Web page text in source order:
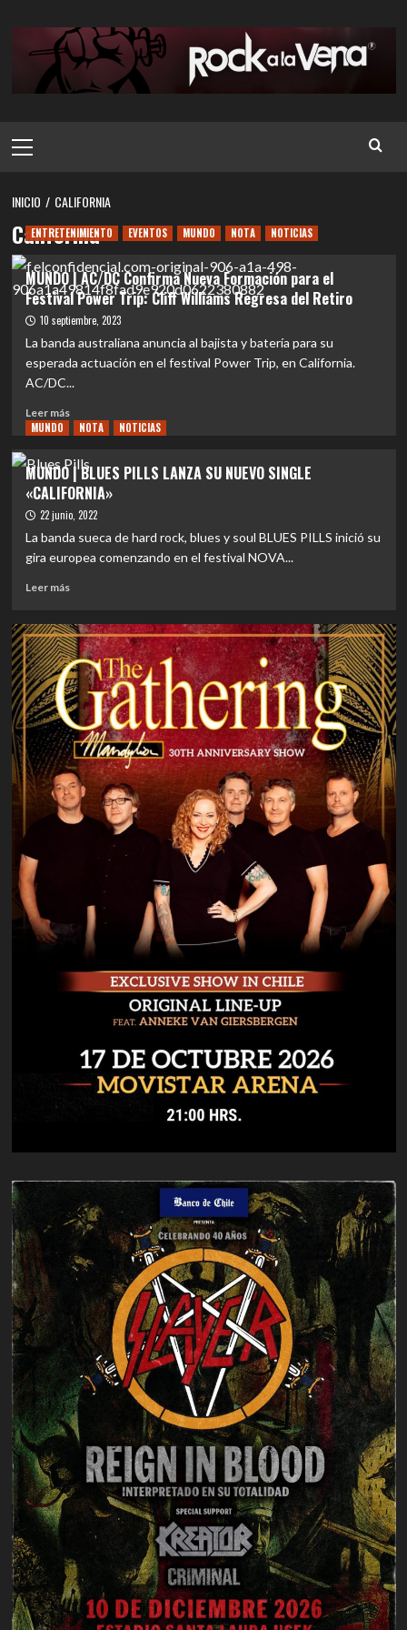
contenido
principal
INICIO CALIFORNIA
California
ENTRETENIMIENTO EVENTOS MUNDO NOTA NOTICIAS
MUNDO | AC/DC Confirma Nueva Formación para el
Festival Power Trip: Cliff Williams Regresa del Retiro
10 septiembre, 2023
La banda australiana anuncia al bajista y batería para su
esperada actuación en el festival Power Trip, en California.
AC/DC...
Leer másLeer
más
MUNDO
|
AC/DC
Confirma
para
el
Trip:
Cliff
Williams
Regresa
del
Retiro
MUNDO NOTA NOTICIAS
MUNDO | BLUES PILLS LANZA SU NUEVO SINGLE
«CALIFORNIA»
22 junio, 2022
La banda sueca de hard rock, blues y soul BLUES PILLS inició su
gira europea comenzando en el festival NOVA...
Leer másLeer
MUNDO
|
BLUES
PILLS
LANZA
SU
NUEVO
SINGLE
«CALIFORNIA»